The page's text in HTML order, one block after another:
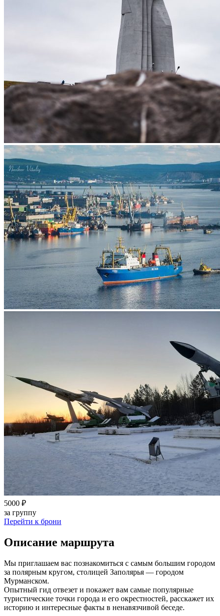
5000 ₽
за группу
Перейти к брони
Описание маршрута
Мы приглашаем вас познакомиться с самым большим городом
за полярным кругом, столицей Заполярья — городом
Мурманском.
Опытный гид отвезет и покажет вам самые популярные
туристические точки города и его окрестностей, расскажет их
историю и интересные факты в ненавязчивой беседе.